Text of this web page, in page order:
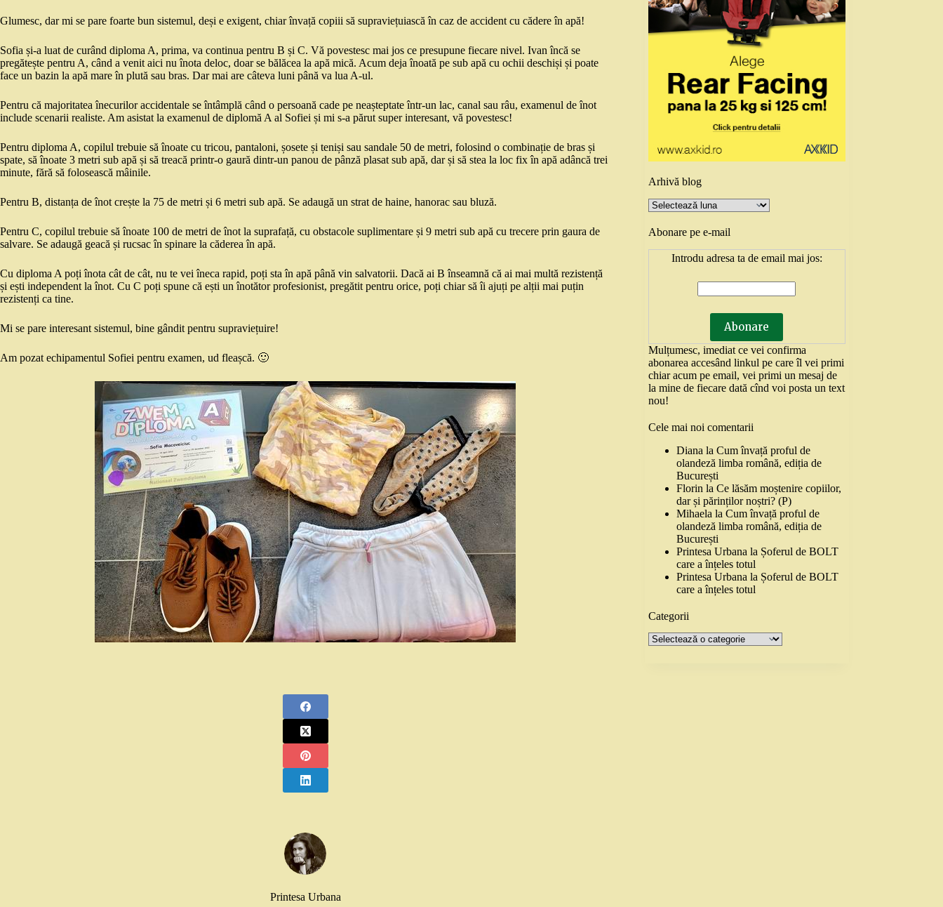
Glumesc, dar mi se pare foarte bun sistemul, deși e exigent, chiar învață copiii să supraviețuiască în caz de accident cu cădere în apă!
Sofia și-a luat de curând diploma A, prima, va continua pentru B și C. Vă povestesc mai jos ce presupune fiecare nivel. Ivan încă se
pregătește pentru A, când a venit aici nu înota deloc, doar se bălăcea la apă mică. Acum deja înoată pe sub apă cu ochii deschiși și poate
face un bazin la apă mare în plută sau bras. Dar mai are câteva luni până va lua A-ul.
Pentru că majoritatea înecurilor accidentale se întâmplă când o persoană cade pe neașteptate într-un lac, canal sau râu, examenul de înot
include scenarii realiste. Am asistat la examenul de diplomă A al Sofiei și mi s-a părut super interesant, vă povestesc!
Pentru diploma A, copilul trebuie să înoate cu tricou, pantaloni, șosete și teniși sau sandale 50 de metri, folosind o combinație de bras și
spate, să înoate 3 metri sub apă și să treacă printr-o gaură dintr-un panou de pânză plasat sub apă, dar și să stea la loc fix în apă adâncă trei
minute, fără să folosească mâinile.
Pentru B, distanța de înot crește la 75 de metri și 6 metri sub apă. Se adaugă un strat de haine, hanorac sau bluză.
Pentru C, copilul trebuie să înoate 100 de metri de înot la suprafață, cu obstacole suplimentare și 9 metri sub apă cu trecere prin gaura de
salvare. Se adaugă geacă și rucsac în spinare la căderea în apă.
Cu diploma A poți înota cât de cât, nu te vei îneca rapid, poți sta în apă până vin salvatorii. Dacă ai B înseamnă că ai mai multă rezistență
și ești independent la înot. Cu C poți spune că ești un înotător profesionist, pregătit pentru orice, poți chiar să îi ajuți pe alții mai puțin
rezistenți ca tine.
Mi se pare interesant sistemul, bine gândit pentru supraviețuire!
Am pozat echipamentul Sofiei pentru examen, ud fleașcă. 🙂
Printesa Urbana
Arhivă blog
Arhivă
blog
Abonare pe e-mail
Introdu adresa ta de email mai jos:
Mulțumesc, imediat ce vei confirma
abonarea accesând linkul pe care îl vei primi
chiar acum pe email, vei primi un mesaj de
la mine de fiecare dată cînd voi posta un text
nou!
Cele mai noi comentarii
Diana laCum învață proful de
olandeză limba română, ediția de
București
Florin laCe lăsăm moștenire copiilor,
dar și părinților noștri? (P)
Mihaela laCum învață proful de
olandeză limba română, ediția de
București
Printesa Urbana la Șoferul de BOLT
care a înțeles totul
Printesa Urbana la Șoferul de BOLT
care a înțeles totul
Categorii
Categorii